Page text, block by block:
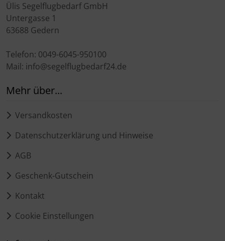
Ülis Segelflugbedarf GmbH
Untergasse 1
63688 Gedern
Telefon: 0049-6045-950100
Mail: info@segelflugbedarf24.de
Mehr über...
Versandkosten
Datenschutzerklärung und Hinweise
AGB
Geschenk-Gutschein
Kontakt
Cookie Einstellungen